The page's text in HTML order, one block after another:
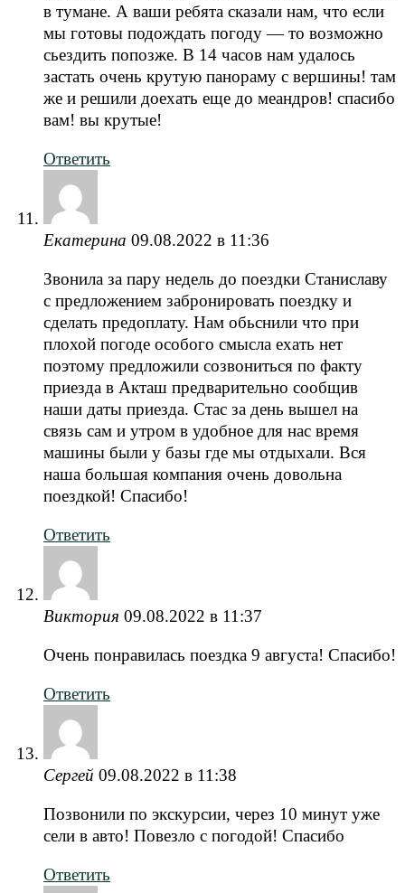
в тумане. А ваши ребята сказали нам, что если
мы готовы подождать погоду — то возможно
сьездить попозже. В 14 часов нам удалось
застать очень крутую панораму с вершины! там
же и решили доехать еще до меандров! спасибо
вам! вы крутые!
Ответить
Екатерина 09.08.2022 в 11:36
Звонила за пару недель до поездки Станиславу
с предложением забронировать поездку и
сделать предоплату. Нам обьснили что при
плохой погоде особого смысла ехать нет
поэтому предложили созвониться по факту
приезда в Акташ предварительно сообщив
наши даты приезда. Стас за день вышел на
связь сам и утром в удобное для нас время
машины были у базы где мы отдыхали. Вся
наша большая компания очень довольна
поездкой! Спасибо!
Ответить
Виктория 09.08.2022 в 11:37
Очень понравилась поездка 9 августа! Спасибо!
Ответить
Сергей 09.08.2022 в 11:38
Позвонили по экскурсии, через 10 минут уже
сели в авто! Повезло с погодой! Спасибо
Ответить